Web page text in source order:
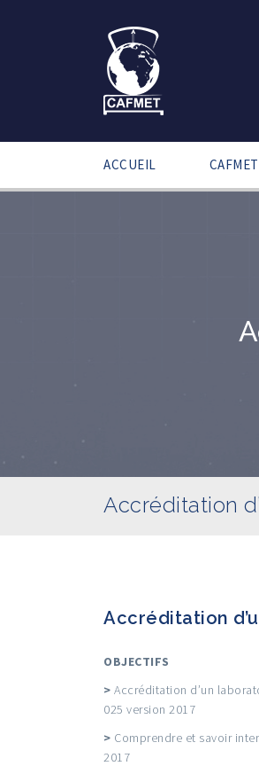
ACCUEIL CAFMET
Accréditation
Accréditation
OBJECTIFS
> Accréditation d’un
025 version 2017
> Comprendre et savoir
2017